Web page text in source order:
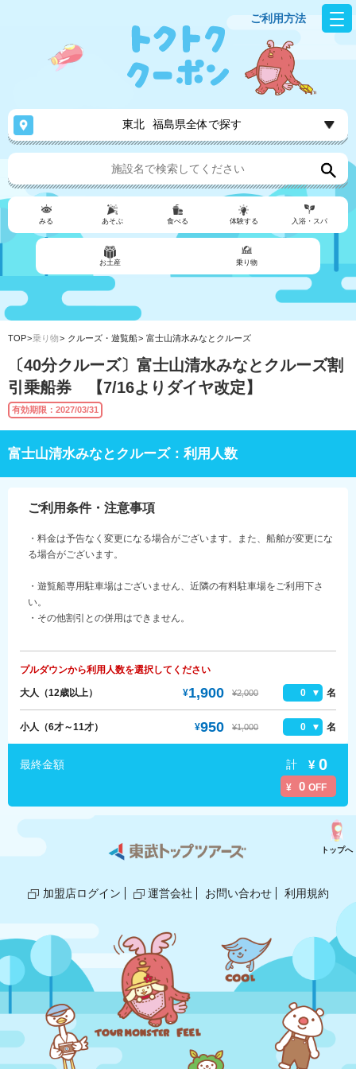
ご利用方法
東北 福島県全体で探す
みる あそぶ 食べる 体験する 入浴・スパ
お土産 乗り物
TOP 乗り物 クルーズ・遊覧船 富士山清水みなとクルーズ
〔40分クルーズ〕富士山清水みなとクルーズ割
引乗船券 【7/16よりダイヤ改定】
有効期限：2027/03/31
富士山清水みなとクルーズ：利用人数
ご利用条件・注意事項
・料金は予告なく変更になる場合がございます。また、船舶が変更にな
る場合がございます。
・遊覧船専用駐車場はございません、近隣の有料駐車場をご利用下さ
い。
・その他割引との併用はできません。
プルダウンから利用人数を選択してください
大人（12歳以上） ¥1,900 ¥2,000 0 名
小人（6才～11才） ¥950 ¥1,000 0 名
最終金額
¥ 0 OFF
計 ¥ 0
加盟店ログイン 運営会社 お問い合わせ 利用規約
トップへ